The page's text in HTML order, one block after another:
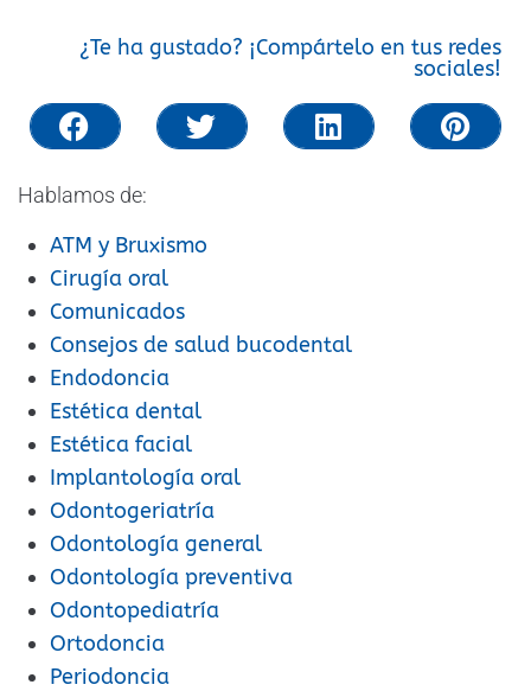
¿Te ha gustado? ¡Compártelo en tus redes
sociales!
Hablamos de:
ATM y Bruxismo
Cirugía oral
Comunicados
Consejos de salud bucodental
Endodoncia
Estética dental
Estética facial
Implantología oral
Odontogeriatría
Odontología general
Odontología preventiva
Odontopediatría
Ortodoncia
Periodoncia